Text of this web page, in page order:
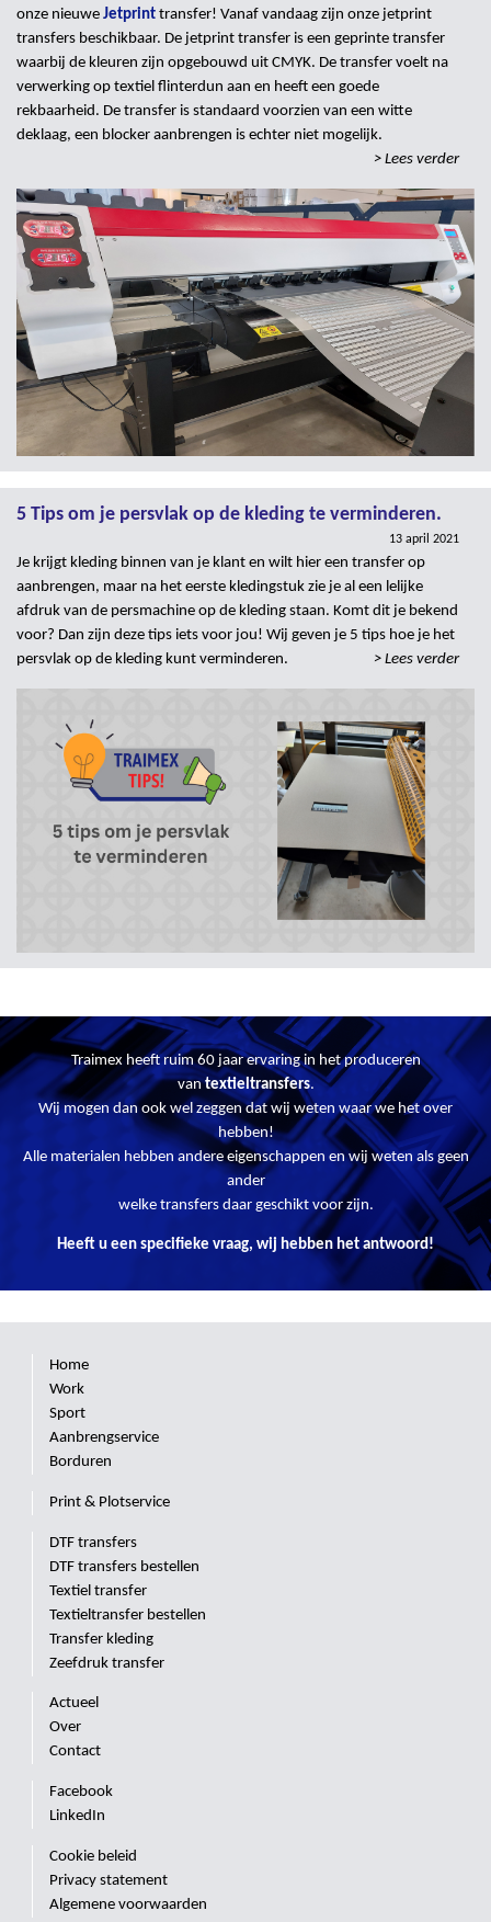
onze nieuwe Jetprinttransfer! Vanaf vandaag zijn onze jetprint
transfers beschikbaar. De jetprint transfer is een geprinte transfer
waarbij de kleuren zijn opgebouwd uit CMYK. De transfer voelt na
verwerking op textiel flinterdun aan en heeft een goede
rekbaarheid. De transfer is standaard voorzien van een witte
deklaag, een blocker aanbrengen is echter niet mogelijk.
> Lees verder
5 Tips om je persvlak op de kleding te verminderen.
13 april 2021
Je krijgt kleding binnen van je klant en wilt hier een transfer op
aanbrengen, maar na het eerste kledingstuk zie je al een lelijke
afdruk van de persmachine op de kleding staan. Komt dit je bekend
voor? Dan zijn deze tips iets voor jou! Wij geven je 5 tips hoe je het
persvlak op de kleding kunt verminderen.
> Lees verder
Traimex heeft ruim 60 jaar ervaring in het produceren
vantextieltransfers.
Wij mogen dan ook wel zeggen dat wij weten waar we het over
hebben!
Alle materialen hebben andere eigenschappen en wij weten als geen
ander
welke transfers daar geschikt voor zijn.
Heeft u een specifieke vraag, wij hebben het antwoord!
Home
Work
Sport
Aanbrengservice
Borduren
Print & Plotservice
DTF transfers
DTF transfers bestellen
Textiel transfer
Textieltransfer bestellen
Transfer kleding
Zeefdruk transfer
Actueel
Over
Contact
Facebook
LinkedIn
Cookie beleid
Privacy statement
Algemene voorwaarden